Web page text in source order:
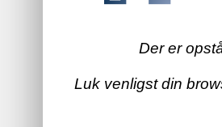
Der er
Luk venligst din